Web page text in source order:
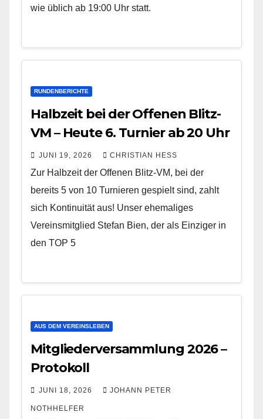
wie üblich ab 19:00 Uhr statt.
RUNDENBERICHTE
Halbzeit bei der Offenen Blitz-
VM – Heute 6. Turnier ab 20 Uhr
JUNI 19, 2026 CHRISTIAN HESS
Zur Halbzeit der Offenen Blitz-VM, bei der
bereits 5 von 10 Turnieren gespielt sind, zahlt
sich Kontinuität aus! Unser ehemaliges
Vereinsmitglied Stefan Bien, der als Einziger in
den TOP 5
AUS DEM VEREINSLEBEN
Mitgliederversammlung 2026 –
Protokoll
JUNI 18, 2026 JOHANN PETER
NOTHHELFER